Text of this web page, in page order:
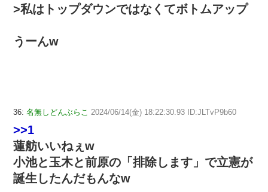
>私はトップダウンではなくてボトムアップ
うーんw
36: 名無しどんぶらこ 2024/06/14(金) 18:22:30.93 ID:JLTvP9b60
>>1
蓮舫いいねぇw
小池と玉木と前原の「排除します」で立憲が
誕生したんだもんなw